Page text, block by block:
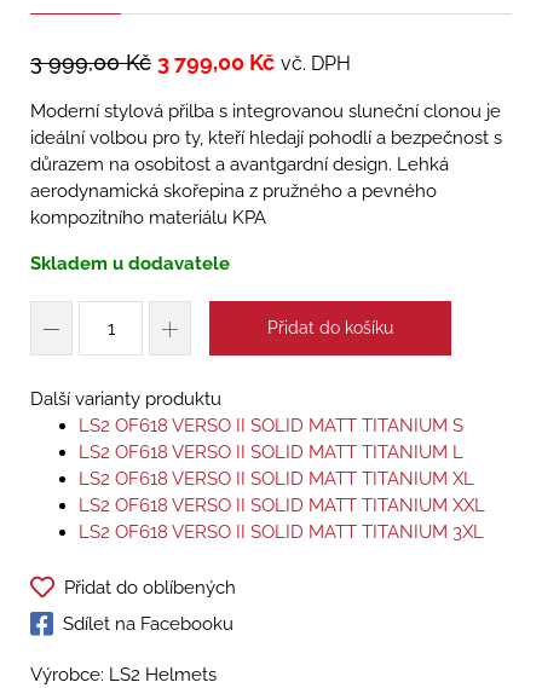
3 999,00Kč 3 799,00 Kč vč. DPH
Moderní stylová přilba s integrovanou sluneční clonou je
ideální volbou pro ty, kteří hledají pohodlí a bezpečnost s
důrazem na osobitost a avantgardní design. Lehká
aerodynamická skořepina z pružného a pevného
kompozitního materiálu KPA
Skladem u dodavatele
Přidat do košíku
Další varianty produktu
LS2 OF618 VERSO II SOLID MATT TITANIUM S
LS2 OF618 VERSO II SOLID MATT TITANIUM L
LS2 OF618 VERSO II SOLID MATT TITANIUM XL
LS2 OF618 VERSO II SOLID MATT TITANIUM XXL
LS2 OF618 VERSO II SOLID MATT TITANIUM 3XL
Přidat do oblíbených
Sdílet na Facebooku
Výrobce: LS2 Helmets